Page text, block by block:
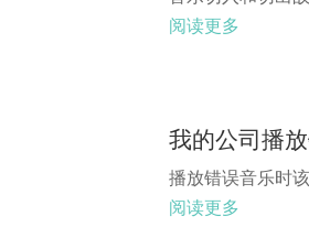
阅读更多
我的公司播
播放错误音乐时
阅读更多